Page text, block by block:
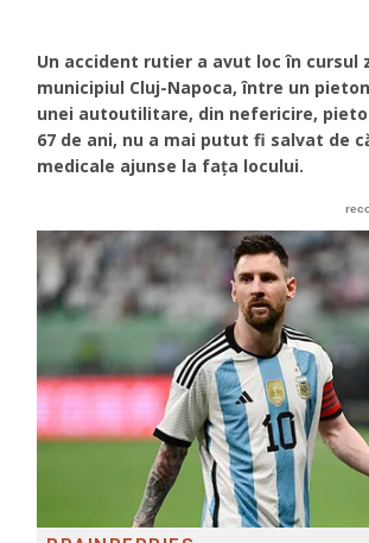
Un accident rutier a avut loc în cursul
municipiul Cluj-Napoca, între un
unei autoutilitare, din nefericire,
67 de ani, nu a mai putut fi salvat de
medicale ajunse la fața locului.